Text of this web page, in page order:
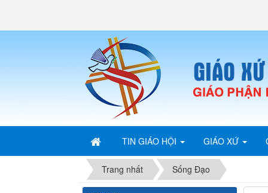
TIN GIÁO HỘI GIÁO XỨ
Trang nhất Sống Đạo